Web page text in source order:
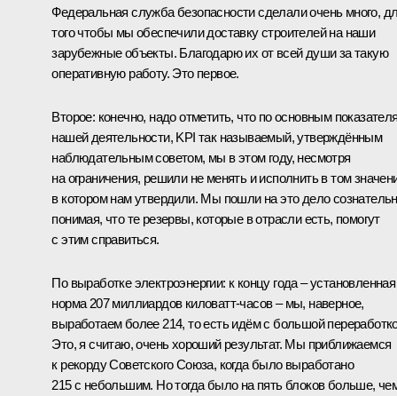
Федеральная служба безопасности сделали очень много,
того чтобы мы обеспечили доставку строителей на наши
зарубежные объекты. Благодарю их от всей души за такую
оперативную работу. Это первое.
Второе: конечно, надо отметить, что по основным
нашей деятельности, KPI так называемый, утверждённым
наблюдательным советом, мы в этом году, несмотря
на ограничения, решили не менять и исполнить в том
в котором нам утвердили. Мы пошли на это дело
понимая, что те резервы, которые в отрасли есть, помогут
с этим справиться.
По выработке электроэнергии: к концу года – установленная
норма 207 миллиардов киловатт‑часов – мы, наверное,
выработаем более 214, то есть идём с большой
Это, я считаю, очень хороший результат. Мы приближаемся
к рекорду Советского Союза, когда было выработано
215 с небольшим. Но тогда было на пять блоков больше,